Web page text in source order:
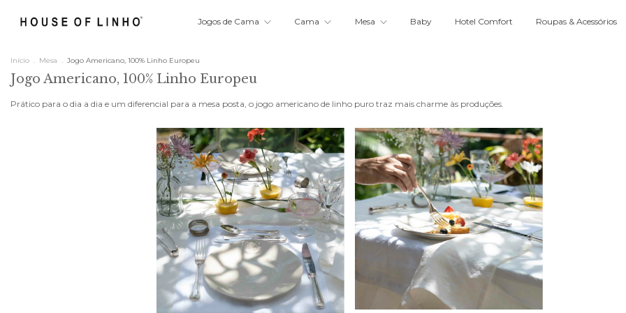
Jogos de Cama Cama Mesa Baby Hotel Comfort Roupas & Acessórios
Início . Mesa . Jogo Americano, 100% Linho Europeu
Jogo Americano, 100% Linho Europeu
Prático para o dia a dia e um diferencial para a mesa posta, o jogo americano de linho puro traz mais charme às produções.